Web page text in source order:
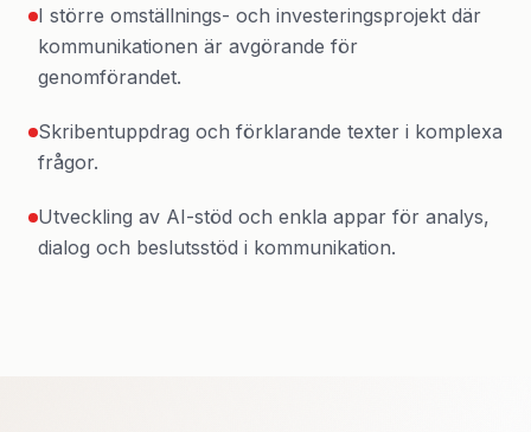
I större omställnings- och investeringsprojekt där
kommunikationen är avgörande för
genomförandet.
Skribentuppdrag och förklarande texter i komplexa
frågor.
Utveckling av AI-stöd och enkla appar för analys,
dialog och beslutsstöd i kommunikation.